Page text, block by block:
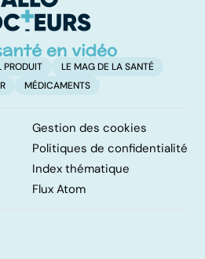
PRODUIT
LE MAG DE LA SANTÉ
MÉDICAMENTS
Gestion des cookies
Politiques de confidentialité
Index thématique
Flux Atom